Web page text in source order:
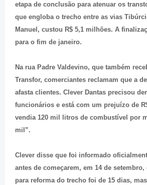
etapa de conclusão para atenuar os
que engloba o trecho entre as vias
Manuel, custou R$ 5,1 milhões. A
para o fim de janeiro.
Na rua Padre Valdevino, que também
Transfor, comerciantes reclamam que a
afasta clientes. Clever Dantas precisou
funcionários e está com um prejuízo de
vendia 120 mil litros de combustível por
mil”.
Clever disse que foi informado
antes de começarem, em 14 de
para reforma do trecho foi de 15 dias,